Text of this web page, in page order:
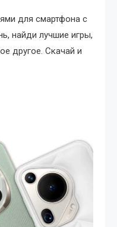
для смартфона с
найди лучшие игры,
другое. Скачай и